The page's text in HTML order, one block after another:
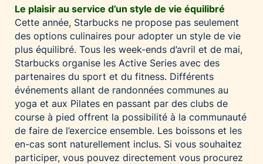
Le plaisir au service d’un style de vie équilibré
Cette année, Starbucks ne propose pas seulement
des options culinaires pour adopter un style de vie
plus équilibré. Tous les week-ends d’avril et de mai,
Starbucks organise les Active Series avec des
partenaires du sport et du fitness. Différents
événements allant de randonnées communes au
yoga et aux Pilates en passant par des clubs de
course à pied offrent la possibilité à la communauté
de faire de l’exercice ensemble. Les boissons et les
en-cas sont naturellement inclus. Si vous souhaitez
participer, vous pouvez directement vous procurez